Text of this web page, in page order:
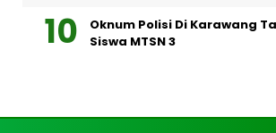
Oknum Polisi Di Karawang
Siswa MTSN 3